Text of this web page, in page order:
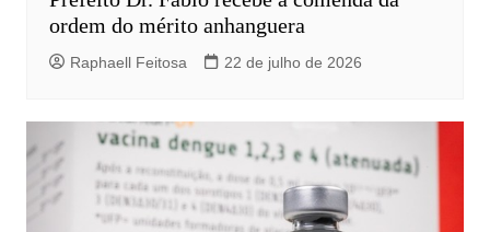
ordem do mérito anhanguera
Raphaell Feitosa 22 de julho de 2026